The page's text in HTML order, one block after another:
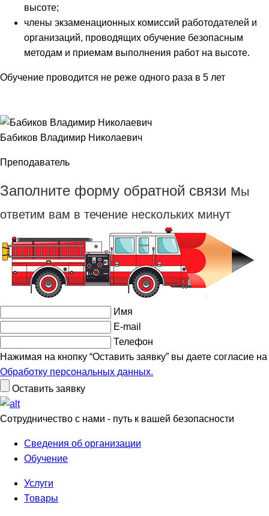
высоте;
члены экзаменационных комиссий работодателей и
организаций, проводящих обучение безопасным
методам и приемам выполнения работ на высоте.
Обучение проводится не реже одного раза в 5 лет
Бабиков Владимир Николаевич
Преподаватель
Заполните форму обратной связи Мы
ответим вам в течение нескольких минут
Имя
E-mail
Телефон
Нажимая на кнопку “Оставить заявку” вы даете согласие на
Обработку персональных данных.
Оставить заявку
Сотрудничество с нами - путь к вашей безопасности
Сведения об организации
Обучение
Услуги
Товары